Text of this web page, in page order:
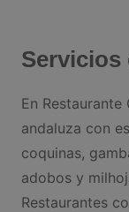
Servicios
En
andaluza con
coquinas,
adobos y
Restaurantes